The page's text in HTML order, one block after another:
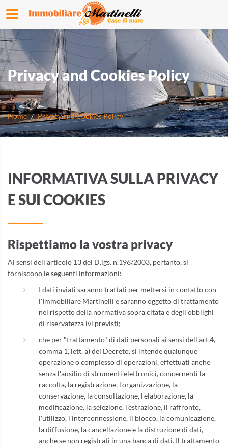
Privacy and Cookies Policy
Home Privacy and Cookies Policy
INFORMATIVA SULLA PRIVACY
E SUI COOKIES
Rispettiamo la vostra privacy
Ai sensi dell'articolo 13 del D.lgs. n.196/2003, pertanto, si
forniscono le seguenti informazioni:
I dati inviati saranno trattati per mettersi in contatto con
l'Immobiliare Martinelli e saranno oggetto di trattamento
nel rispetto della normativa sopra citata e degli obblighi
di riservatezza ivi previsti;
che per "trattamento" di dati personali ai sensi dell'art.4,
comma 1, lett. a) del Decreto, si intende qualunque
operazione o complesso di operazioni, effettuati anche
senza l'ausilio di strumenti elettronici, concernenti la
raccolta, la registrazione, l'organizzazione, la
conservazione, la consultazione, l'elaborazione, la
modificazione, la selezione, l'estrazione, il raffronto,
l'utilizzo, l'interconnessione, il blocco, la comunicazione,
la diffusione, la cancellazione e la distruzione di dati,
anche se non registrati in una banca di dati. Il trattamento